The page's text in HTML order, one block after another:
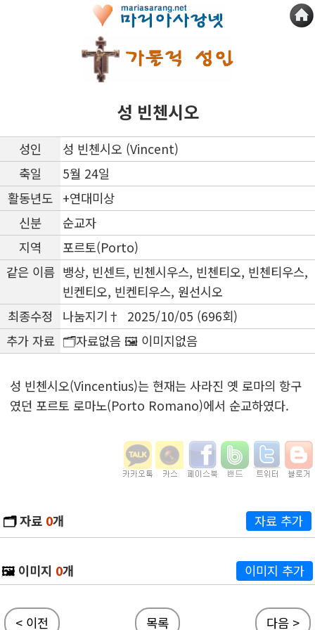
성 빈첸시오
성인
성 빈첸시오 (Vincent)
축일
5월 24일
활동년도 +연대미상
신분
순교자
지역
포르토(Porto)
같은 이름 뱅상, 빈센트, 빈첸시우스, 빈첸티오, 빈첸티우스,
빈켄티오, 빈켄티우스, 원선시오
최종수정
나눔지기† 2025/10/05 (696회)
추가 자료 🗂️자료없음 🖼️ 이미지없음
성 빈첸시오(Vincentius)는 현재는 사라진 옛 로마의 항구
였던 포르토 로마노(Porto Romano)에서 순교하였다.
🗂️자료 0개 자료 추가
🖼️ 이미지 0개 이미지 추가
< 이전 목록 다음 >